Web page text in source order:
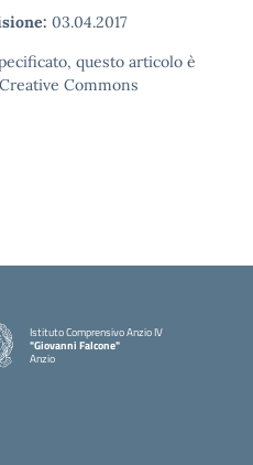
03.04.2017
questo articolo è
Commons
Istituto Comprensivo Anzio IV
"Giovanni Falcone"
Anzio